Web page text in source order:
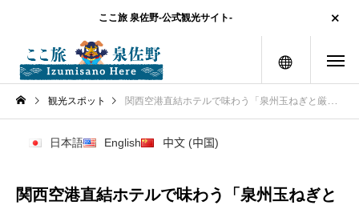
ここ旅 泉佐野-公式観光サイト-
メニュー
観光スポット 関西空港直結ホテルで味わう「泉州玉ねぎと厳選牛のローストビーフブッフェ」：2026/8/2まで
日本語 English 中文 (中国)
関西空港直結ホテルで味わう「泉州玉ねぎと